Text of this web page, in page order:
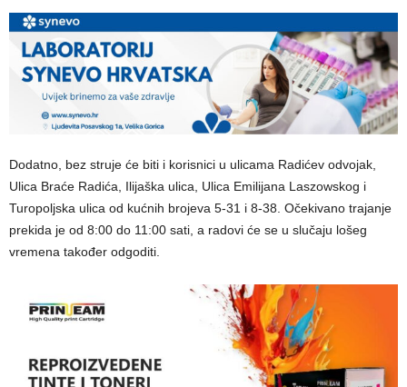
Dodatno, bez struje će biti i korisnici u ulicama Radićev odvojak,
Ulica Braće Radića, Ilijaška ulica, Ulica Emilijana Laszowskog i
Turopoljska ulica od kućnih brojeva 5-31 i 8-38. Očekivano trajanje
prekida je od 8:00 do 11:00 sati, a radovi će se u slučaju lošeg
vremena također odgoditi.